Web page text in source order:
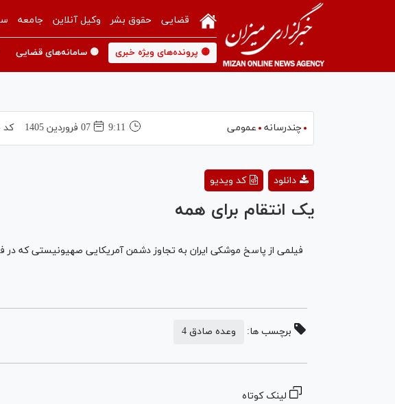
قضایی حقوق بشر وکیل آنلاین جامعه
🟡 پرونده‌های ویژه خبری 🟡 سامانه‌های قضایی
چندرسانه عمومی 9:11 07 فروردين 1405 کد
کد ویدیو دانلود
یک انتقام برای همه
فیلمی از پاسخ موشکی ایران به تجاوز دشمن آمریکایی صهیونیستی که در
برچسب ها: وعده صادق 4
لینک کوتاه